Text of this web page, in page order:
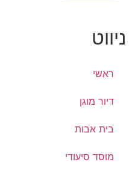
ניווט
ראשי
דיור מוגן
בית אבות
מוסד סיעודי